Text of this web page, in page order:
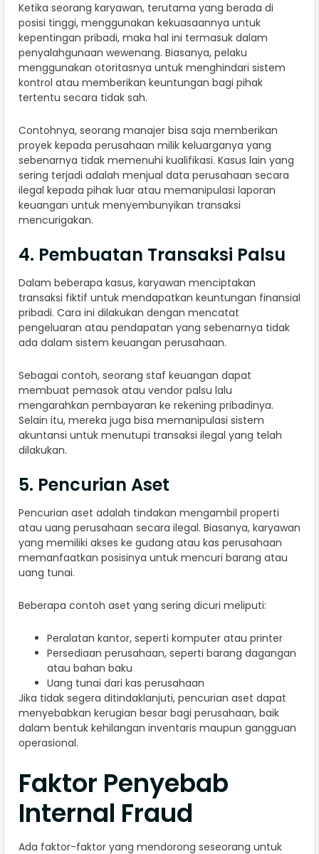
Ketika seorang karyawan, terutama yang berada di
posisi tinggi, menggunakan kekuasaannya untuk
kepentingan pribadi, maka hal ini termasuk dalam
penyalahgunaan wewenang. Biasanya, pelaku
menggunakan otoritasnya untuk menghindari sistem
kontrol atau memberikan keuntungan bagi pihak
tertentu secara tidak sah.
Contohnya, seorang manajer bisa saja memberikan
proyek kepada perusahaan milik keluarganya yang
sebenarnya tidak memenuhi kualifikasi. Kasus lain yang
sering terjadi adalah menjual data perusahaan secara
ilegal kepada pihak luar atau memanipulasi laporan
keuangan untuk menyembunyikan transaksi
mencurigakan.
4. Pembuatan Transaksi Palsu
Dalam beberapa kasus, karyawan menciptakan
transaksi fiktif untuk mendapatkan keuntungan finansial
pribadi. Cara ini dilakukan dengan mencatat
pengeluaran atau pendapatan yang sebenarnya tidak
ada dalam sistem keuangan perusahaan.
Sebagai contoh, seorang staf keuangan dapat
membuat pemasok atau vendor palsu lalu
mengarahkan pembayaran ke rekening pribadinya.
Selain itu, mereka juga bisa memanipulasi sistem
akuntansi untuk menutupi transaksi ilegal yang telah
dilakukan.
5. Pencurian Aset
Pencurian aset adalah tindakan mengambil properti
atau uang perusahaan secara ilegal. Biasanya, karyawan
yang memiliki akses ke gudang atau kas perusahaan
memanfaatkan posisinya untuk mencuri barang atau
uang tunai.
Beberapa contoh aset yang sering dicuri meliputi:
Peralatan kantor, seperti komputer atau printer
Persediaan perusahaan, seperti barang dagangan
atau bahan baku
Uang tunai dari kas perusahaan
Jika tidak segera ditindaklanjuti, pencurian aset dapat
menyebabkan kerugian besar bagi perusahaan, baik
dalam bentuk kehilangan inventaris maupun gangguan
operasional.
Faktor Penyebab
Internal Fraud
Ada faktor-faktor yang mendorong seseorang untuk